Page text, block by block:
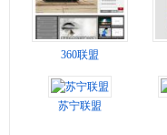
360联盟
苏宁联盟